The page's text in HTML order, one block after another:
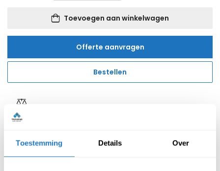
Toestemming Details Over
Toevoegen aan winkelwagen
Offerte aanvragen
Bestellen
Reviews van klanten